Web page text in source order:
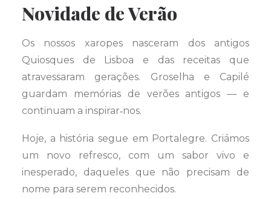
Novidade de Verão
Os nossos xaropes nasceram dos antigos
Quiosques de Lisboa e das receitas que
atravessaram gerações. Groselha e Capilé
guardam memórias de verões antigos — e
continuam a inspirar‑nos.
Hoje, a história segue em Portalegre. Criámos
um novo refresco, com um sabor vivo e
inesperado, daqueles que não precisam de
nome para serem reconhecidos.